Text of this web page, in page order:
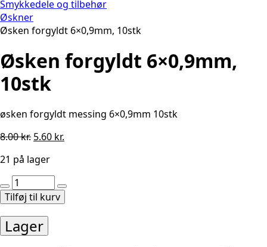
Smykkedele og tilbehør
Øskner
Øsken forgyldt 6×0,9mm, 10stk
Øsken forgyldt 6×0,9mm,
10stk
øsken forgyldt messing 6×0,9mm 10stk
8.00kr. Den
pris
var:
8.00 kr..
5.60 kr.
5.60 kr..
21 på lager
Øsken
forgyldt
6x0,9mm,
10stk
antal
Tilføj til kurv
Lager